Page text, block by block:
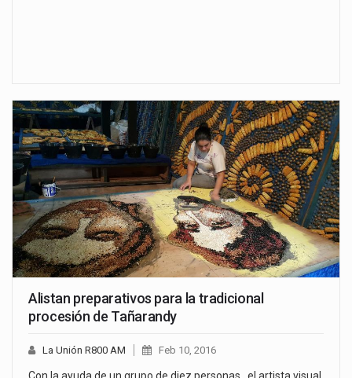
Alistan preparativos para la tradicional
procesión de Tañarandy
La Unión R800 AM Feb 10, 2016